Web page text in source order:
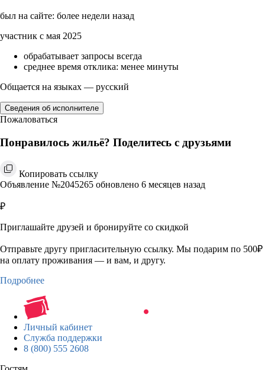
был на сайте: более недели назад
участник с мая 2025
обрабатывает запросы всегда
среднее время отклика: менее минуты
Общается на языках — русский
Сведения об исполнителе
Пожаловаться
Понравилось жильё? Поделитесь с друзьями
Копировать ссылку
Объявление №2045265 обновлено 6 месяцев назад
₽
Приглашайте друзей и бронируйте со скидкой
Отправьте другу пригласительную ссылку. Мы подарим по 500₽
на оплату проживания — и вам, и другу.
Подробнее
Личный кабинет
Служба поддержки
8 (800) 555 2608